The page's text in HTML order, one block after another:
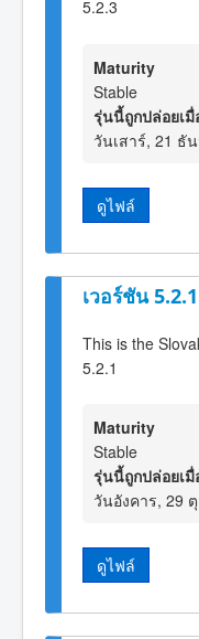
5.2.3
Maturity
Stable
รุ่นนี้ถูกปล่อยเมื่
วันเสาร์, 21 ธั
ดูไฟล์
เวอร์ชัน
This is the
5.2.1
Maturity
Stable
รุ่นนี้ถูกปล่อยเมื่
วันอังคาร, 29
ดูไฟล์